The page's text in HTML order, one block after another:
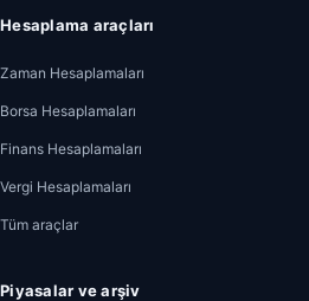
Hesaplama araçları
Zaman Hesaplamaları
Borsa Hesaplamaları
Finans Hesaplamaları
Vergi Hesaplamaları
Tüm araçlar
Piyasalar ve arşiv